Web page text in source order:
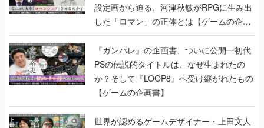
設定画から迫る、河津秋敏がRPGに生み出
した「ロマン」の正体とは【ゲームの企画
書】
『ガンパレ』の企画書、ついに公開━初代
PSの伝説的タイトルは、なぜ生まれたの
か？そして『LOOP8』へ受け継がれたもの
【ゲームの企画書】
世界が認めるゲームデザイナー・上田文人